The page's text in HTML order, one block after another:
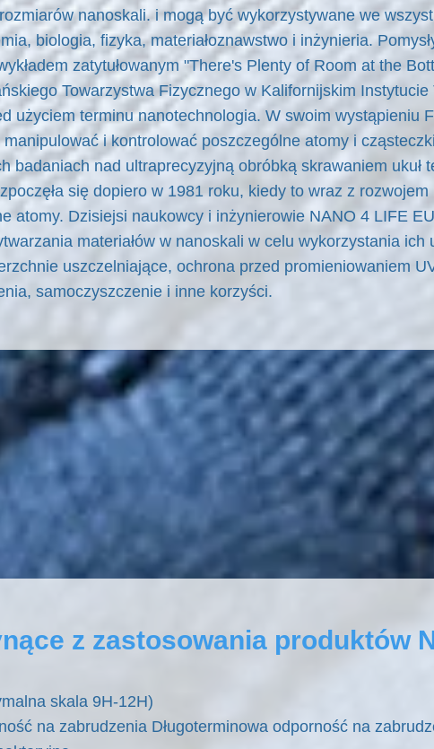
nanoskali. i mogą być wykorzystywane we
biologia, fizyka, materiałoznawstwo i inżynieria.
zatytułowanym "There's Plenty of Room at the
Towarzystwa Fizycznego w Kalifornijskim Instytucie
użyciem terminu nanotechnologia. W swoim wystąpieniu
i kontrolować poszczególne atomy i
badaniach nad ultraprecyzyjną obróbką skrawaniem ukuł
się dopiero w 1981 roku, kiedy to wraz z
atomy. Dzisiejsi naukowcy i inżynierowie NANO 4 LIFE
materiałów w nanoskali w celu wykorzystania ich
uszczelniające, ochrona przed promieniowaniem
samoczyszczenie i inne korzyści.
z zastosowania produktów
skala 9H-12H)
na zabrudzenia Długoterminowa odporność na